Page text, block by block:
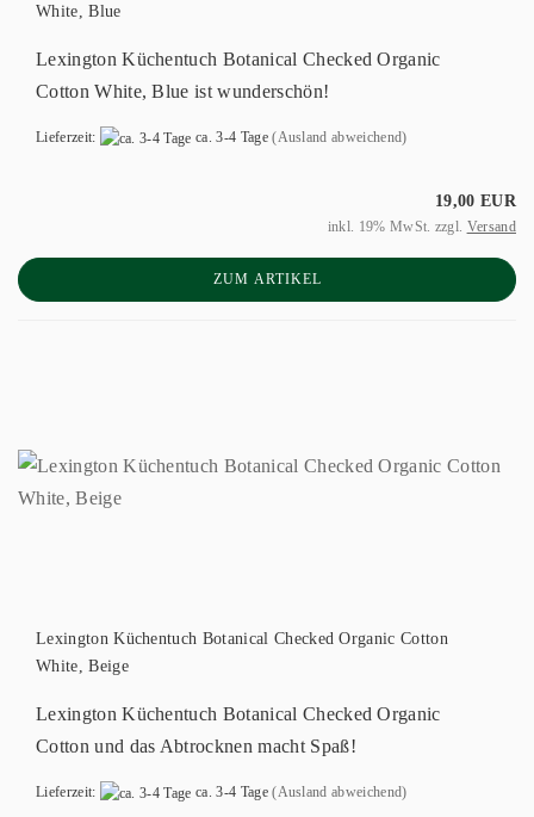
White, Blue
Lexington Küchentuch Botanical Checked Organic
Cotton White, Blue ist wunderschön!
Lieferzeit: ca. 3-4 Tage (Ausland abweichend)
19,00 EUR
inkl. 19% MwSt. zzgl. Versand
ZUM ARTIKEL
Lexington Küchentuch Botanical Checked Organic Cotton
White, Beige
Lexington Küchentuch Botanical Checked Organic
Cotton und das Abtrocknen macht Spaß!
Lieferzeit: ca. 3-4 Tage (Ausland abweichend)